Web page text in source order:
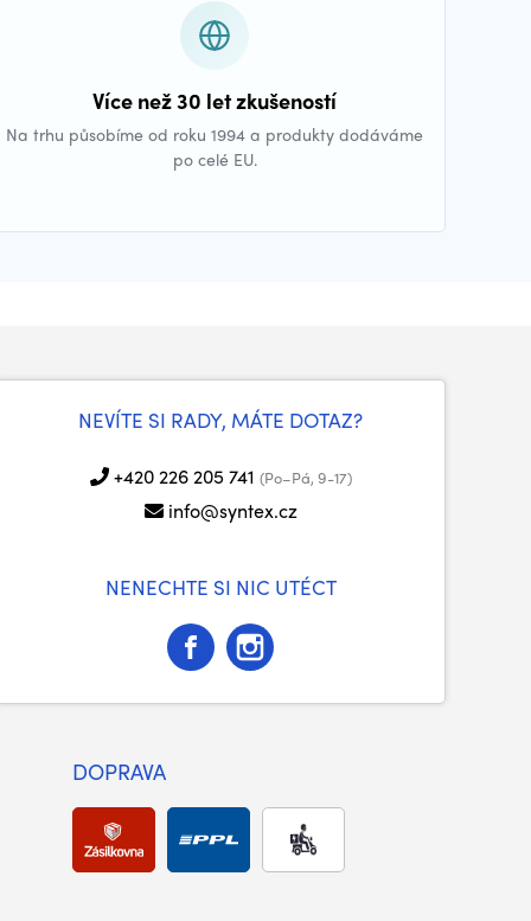
Více než 30 let zkušeností
Na trhu působíme od roku 1994 a produkty dodáváme
po celé EU.
NEVÍTE SI RADY, MÁTE DOTAZ?
+420 226 205 741 (Po–Pá, 9-17)
info@syntex.cz
NENECHTE SI NIC UTÉCT
DOPRAVA